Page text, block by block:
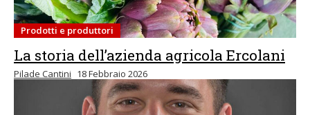
Prodotti e produttori
La storia dell’azienda agricola Ercolani
Pilade Cantini 18 Febbraio 2026